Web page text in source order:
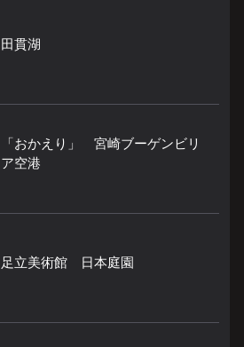
田貫湖
「おかえり」 宮崎ブーゲンビリ
ア空港
足立美術館 日本庭園